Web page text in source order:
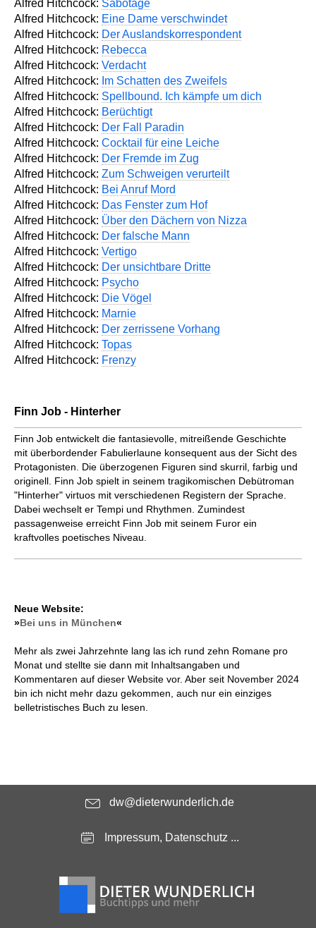
Alfred Hitchcock: Sabotage
Alfred Hitchcock: Eine Dame verschwindet
Alfred Hitchcock: Der Auslandskorrespondent
Alfred Hitchcock: Rebecca
Alfred Hitchcock: Verdacht
Alfred Hitchcock: Im Schatten des Zweifels
Alfred Hitchcock: Spellbound. Ich kämpfe um dich
Alfred Hitchcock: Berüchtigt
Alfred Hitchcock: Der Fall Paradin
Alfred Hitchcock: Cocktail für eine Leiche
Alfred Hitchcock: Der Fremde im Zug
Alfred Hitchcock: Zum Schweigen verurteilt
Alfred Hitchcock: Bei Anruf Mord
Alfred Hitchcock: Das Fenster zum Hof
Alfred Hitchcock: Über den Dächern von Nizza
Alfred Hitchcock: Der falsche Mann
Alfred Hitchcock: Vertigo
Alfred Hitchcock: Der unsichtbare Dritte
Alfred Hitchcock: Psycho
Alfred Hitchcock: Die Vögel
Alfred Hitchcock: Marnie
Alfred Hitchcock: Der zerrissene Vorhang
Alfred Hitchcock: Topas
Alfred Hitchcock: Frenzy
Finn Job - Hinterher
Finn Job entwickelt die fantasievolle, mitreißende Geschichte
mit überbordender Fabulierlaune konsequent aus der Sicht des
Protagonisten. Die überzogenen Figuren sind skurril, farbig und
originell. Finn Job spielt in seinem tragikomischen Debütroman
"Hinterher" virtuos mit verschiedenen Registern der Sprache.
Dabei wechselt er Tempi und Rhythmen. Zumindest
passagenweise erreicht Finn Job mit seinem Furor ein
kraftvolles poetisches Niveau.
Neue Website:
»Bei uns in München«
Mehr als zwei Jahrzehnte lang las ich rund zehn Romane pro
Monat und stellte sie dann mit Inhaltsangaben und
Kommentaren auf dieser Website vor. Aber seit November 2024
bin ich nicht mehr dazu gekommen, auch nur ein einziges
belletristisches Buch zu lesen.
dw@dieterwunderlich.de
Impressum, Datenschutz ...